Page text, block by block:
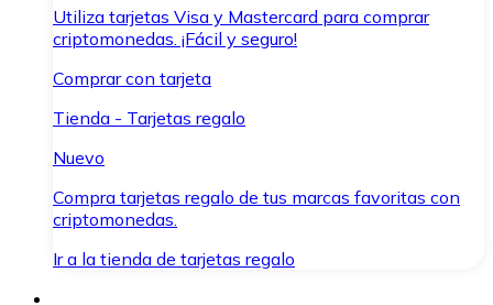
Utiliza tarjetas Visa y Mastercard para comprar
criptomonedas. ¡Fácil y seguro!
Comprar con tarjeta
Tienda - Tarjetas regalo
Nuevo
Compra tarjetas regalo de tus marcas favoritas con
criptomonedas.
Ir a la tienda de tarjetas regalo